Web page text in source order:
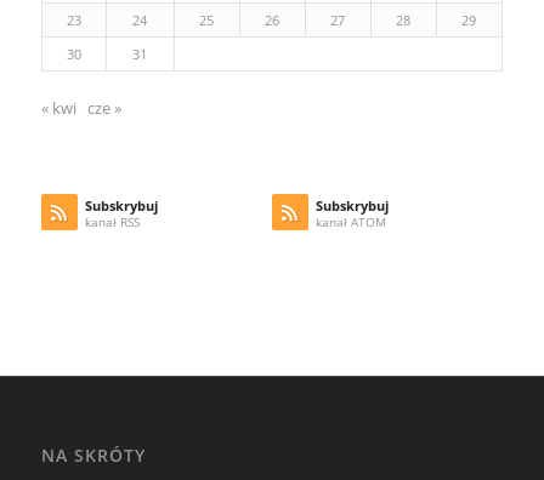
23
24 25 26 27 28
29
30
31
« kwi cze »
Subskrybuj
kanał RSS
Subskrybuj
kanał ATOM
NA SKRÓTY